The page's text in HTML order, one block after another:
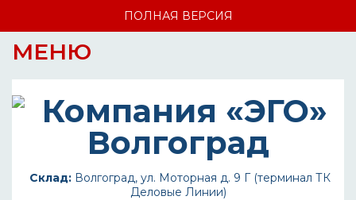
ПОЛНАЯ ВЕРСИЯ
МЕНЮ
Склад:Волгоград, ул. Моторная д. 9 Г (терминал ТК
Деловые Линии)